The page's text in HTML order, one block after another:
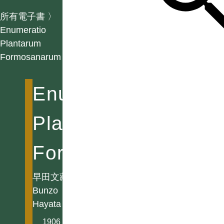
所有電子書 〉
Enumeratio
Plantarum
Formosanarum
Enumeratio
Plantarum
Formosanarum
早田文藏
Bunzo
Hayata
1906